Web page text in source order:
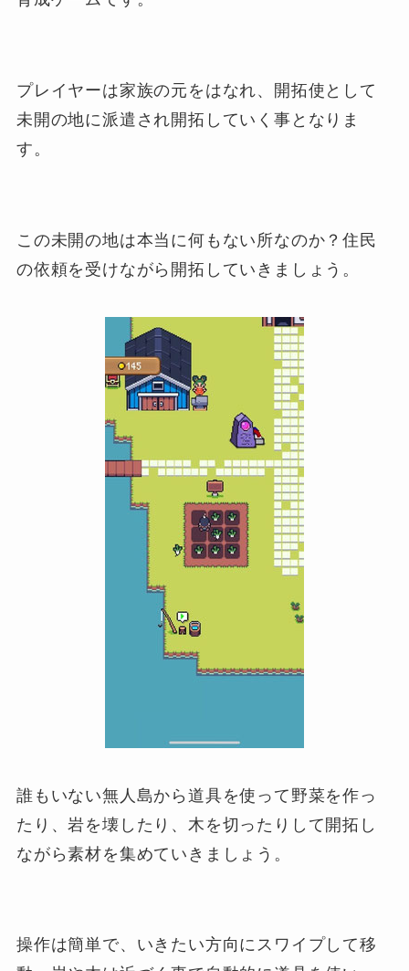
プレイヤーは家族の元をはなれ、開拓使として
未開の地に派遣され開拓していく事となりま
す。
この未開の地は本当に何もない所なのか？住民
の依頼を受けながら開拓していきましょう。
誰もいない無人島から道具を使って野菜を作っ
たり、岩を壊したり、木を切ったりして開拓し
ながら素材を集めていきましょう。
操作は簡単で、いきたい方向にスワイプして移